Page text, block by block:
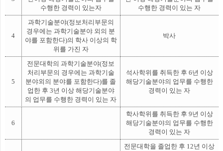
수행한 경력이 있는자
수행한 경력이 있는 자
4
과학기술분야(정보처리부문의
경우에는 과학기술분야 외의 분
야를 포함한다)의 학사 이상의 학
위를 가진 자
박사
5
전문대학의 과학기술분야(정보
처리부문의 경우에는 과학기술
분야외의 분야를 포함한다)를 졸
업한 후 3년 이상 해당기술분야
의 업무를 수행한 경력이 있는 자
석사학위를 취득한 후 6년 이상
해당기술분야의 업무를 수행한
경력이 있는 자
6
학사학위를 취득한 후 9년 이상
해당기술분야의 업무를 수행한
경력이 있는 자
전문대학을 졸업한 후 12년 이상